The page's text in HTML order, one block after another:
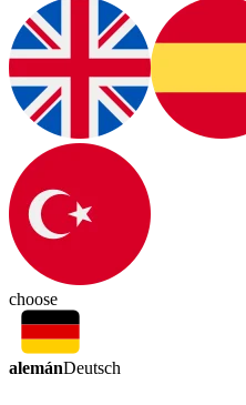
choose
alemánDeutsch